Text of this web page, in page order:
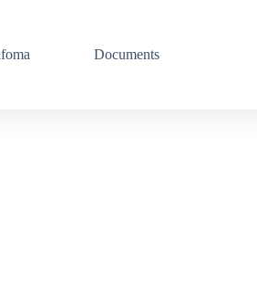
Documents